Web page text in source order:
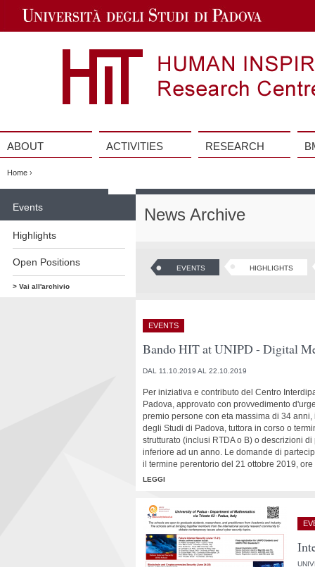
Navigation
ABOUT ACTIVITIES RESEARCH
Home ›
contenuto
Events
Highlights
Open Positions
> Vai all'archivio
News Archive
EVENTS HIGHLIGHTS
EVENTS
Bando HIT at UNIPD - Digital
DAL 11.10.2019 AL 22.10.2019
Per iniziativa e contributo del Centro
Padova, approvato con provvedimento
premio persone con eta massima di 34
degli Studi di Padova, tuttora in corso o
strutturato (inclusi RTDA o B) o descrizioni
inferiore ad un anno. Le domande di
il termine perentorio del 21 ottobre 2019, ore
LEGGI